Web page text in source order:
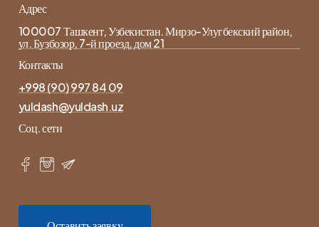
Адрес
100007 Ташкент, Узбекистан. Мирзо-Улугбекский район,
ул. Бузбозор, 7-й проезд, дом 21
Контакты
+998 (90) 997 84 09
yuldash@yuldash.uz
Соц. сети